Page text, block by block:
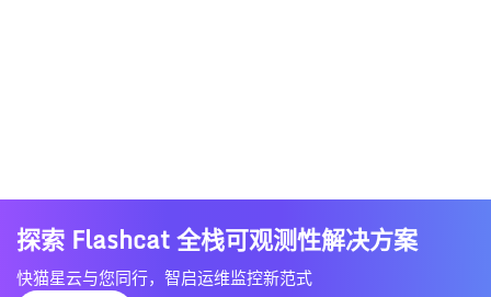
探索 Flashcat 全栈可观测性解决方案
快猫星云与您同行，智启运维监控新范式